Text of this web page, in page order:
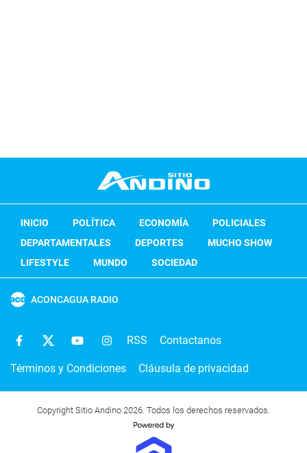
INICIO POLÍTICA ECONOMÍA
POLICIALES
DEPARTAMENTALES
DEPORTES
MUCHO SHOW
LIFESTYLE
MUNDO SOCIEDAD
ACONCAGUA RADIO
RSS Contactanos
Términos y Condiciones Cláusula de privacidad
Copyright Sitio Andino 2026. Todos los derechos reservados.